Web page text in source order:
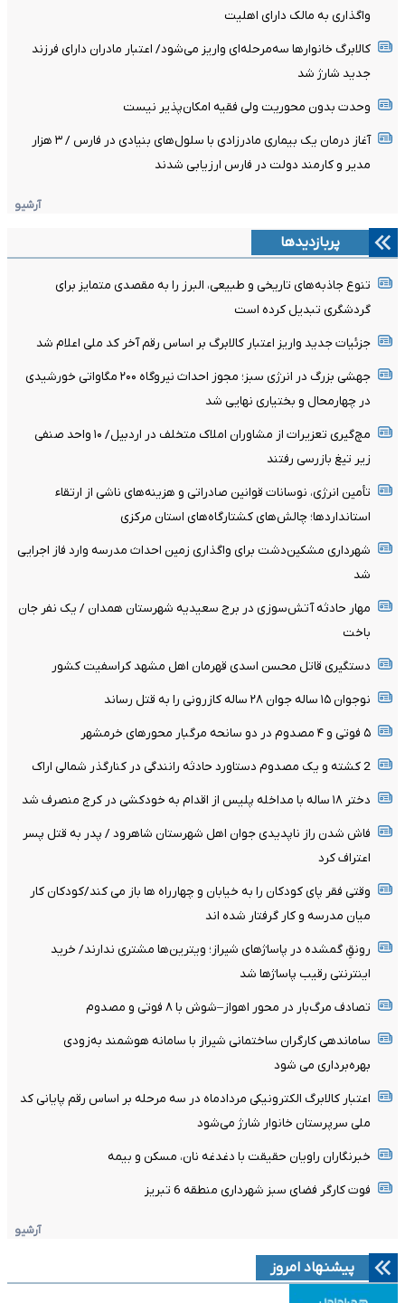
واگذاری به مالک دارای اهلیت
کالابرگ خانوارها سه‌مرحله‌ای واریز می‌شود/ اعتبار مادران دارای فرزند
جدید شارژ شد
وحدت بدون محوریت ولی فقیه امکان‌پذیر نیست
آغاز درمان یک بیماری مادرزادی با سلول‌های بنیادی در فارس / ۳ هزار
مدیر و کارمند دولت در فارس ارزیابی شدند
آرشیو
پربازدیدها
تنوع جاذبه‌های تاریخی و طبیعی، البرز را به مقصدی متمایز برای
گردشگری تبدیل کرده است
جزئیات جدید واریز اعتبار کالابرگ بر اساس رقم آخر کد ملی اعلام شد
جهشی بزرگ در انرژی سبز؛ مجوز احداث نیروگاه ۲۰۰ مگاواتی خورشیدی
در چهارمحال‌ و بختیاری نهایی شد
مچ‌گیری تعزیرات از مشاوران املاک متخلف در اردبیل/ ۱۰ واحد صنفی
زیر تیغ بازرسی رفتند
تأمین انرژی، نوسانات قوانین صادراتی و هزینه‌های ناشی از ارتقاء
استانداردها؛ چالش‌های کشتارگاه‌های استان مرکزی
شهرداری مشکین‌دشت برای واگذاری زمین احداث مدرسه وارد فاز اجرایی
شد
مهار حادثه آتش‌سوزی در برج سعیدیه شهرستان همدان / یک نفر جان
باخت
دستگیری قاتل محسن اسدی قهرمان اهل مشهد کراسفیت کشور
نوجوان ۱۵ ساله جوان ۲۸ ساله کازرونی را به قتل رساند
۵ فوتی و ۴ مصدوم در دو سانحه مرگبار محورهای خرمشهر
2 کشته و یک مصدوم دستاورد حادثه رانندگی در کنارگذر شمالی اراک
دختر ۱۸ ساله با مداخله پلیس از اقدام به خودکشی در کرج منصرف شد
فاش شدن راز ناپدیدی جوان اهل شهرستان شاهرود / پدر به قتل پسر
اعتراف کرد
وقتی فقر پای کودکان را به خیابان و چهارراه ها باز می کند/کودکان کار
میان مدرسه و کار گرفتار شده اند
رونقِ گمشده در پاساژهای شیراز؛ ویترین‌ها مشتری ندارند/ خرید
اینترنتی رقیب پاساژها شد
تصادف مرگ‌بار در محور اهواز–شوش با ۸ فوتی و مصدوم
ساماندهی کارگران ساختمانی شیراز با سامانه هوشمند به‌زودی
بهره‌برداری می شود
اعتبار کالابرگ الکترونیکی مردادماه در سه مرحله بر اساس رقم پایانی کد
ملی سرپرستان خانوار شارژ می‌شود
خبرنگاران راویان حقیقت با دغدغه نان، مسکن و بیمه
فوت کارگر فضای سبز شهرداری منطقه 6 تبریز
آرشیو
پیشنهاد امروز